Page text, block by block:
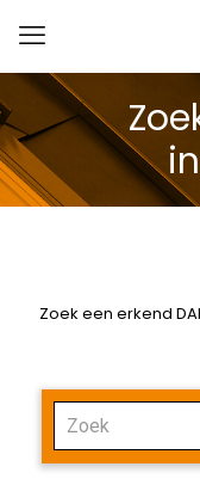
Zoek een erkend
Alle
categoriën
Installateur
Verdeler